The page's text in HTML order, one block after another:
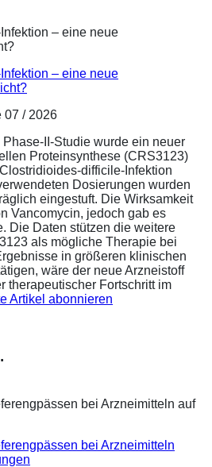
– eine neue
07 / 2026
II-Studie wurde ein neuer
Proteinsynthese (CRS3123)
difficile-Infektion
Dosierungen wurden
eingestuft. Die Wirksamkeit
Vancomycin, jedoch gab es
Die Daten stützen die weitere
als mögliche Therapie bei
in größeren klinischen
wäre der neue Arzneistoff
therapeutischer Fortschritt im
Artikel abonnieren
bei Arzneimitteln